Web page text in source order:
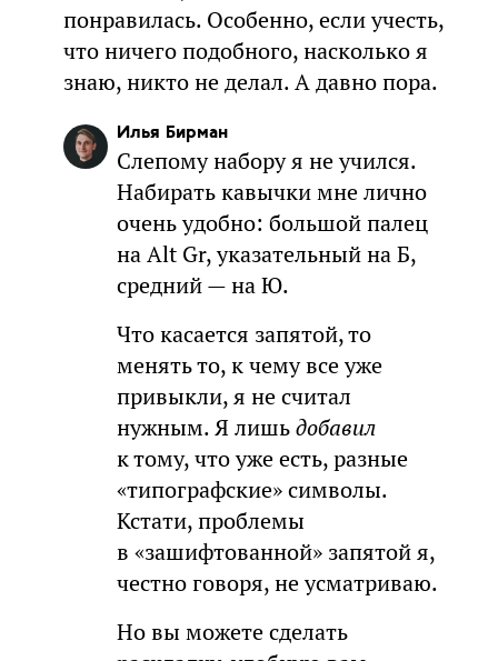
понравилась. Особенно, если учесть,
что ничего подобного, насколько я
знаю, никто не делал. А давно пора.
Илья Бирман
Слепому набору я не учился.
Набирать кавычки мне лично
очень удобно: большой палец
на Alt Gr, указательный на Б,
средний — на Ю.
Что касается запятой, то
менять то, к чему все уже
привыкли, я не считал
нужным. Я лишьдобавил
к тому, что уже есть, разные
«типографские» символы.
Кстати, проблемы
в «зашифтованной» запятой я,
честно говоря, не усматриваю.
Но вы можете сделать